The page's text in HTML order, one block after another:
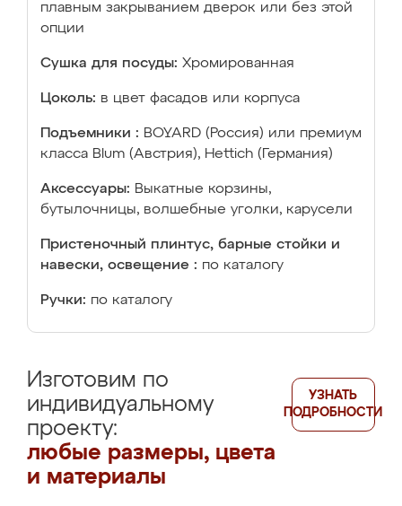
плавным закрыванием дверок или без этой
опции
Сушка для посуды: Хромированная
Цоколь: в цвет фасадов или корпуса
Подъемники : BOYARD (Россия) или премиум
класса Blum (Австрия), Hettich (Германия)
Аксессуары: Выкатные корзины,
бутылочницы, волшебные уголки, карусели
Пристеночный плинтус, барные стойки и
навески, освещение : по каталогу
Ручки: по каталогу
Изготовим по
индивидуальному
проекту:
любые размеры, цвета
и материалы
УЗНАТЬ
ПОДРОБНОСТИ